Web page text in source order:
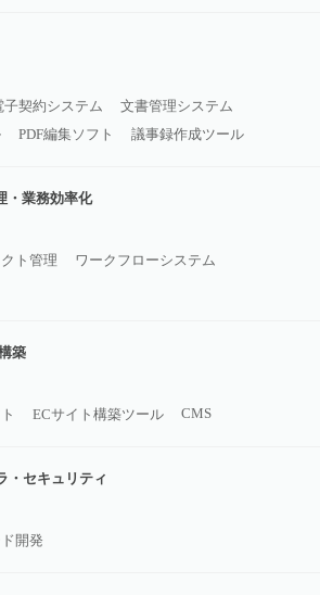
子契約システム
文書管理システム
PDF編集ソフト 議事録作成ツール
・業務効率化
ト管理
ワークフローシステム
築
ECサイト構築ツール CMS
・セキュリティ
開発